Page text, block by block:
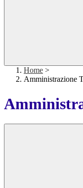
Home >
Amministrazione